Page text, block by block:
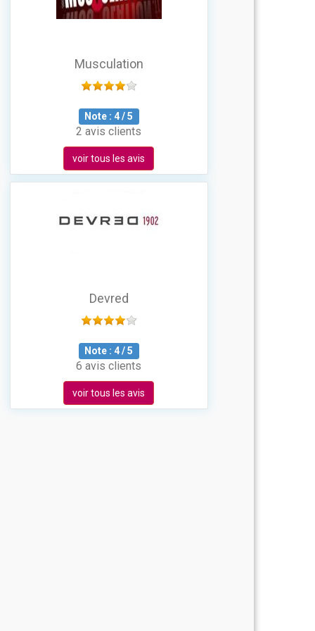
Musculation
Note : 4/5
2 avis clients
voir tous les avis
Devred
Note : 4/5
6 avis clients
voir tous les avis